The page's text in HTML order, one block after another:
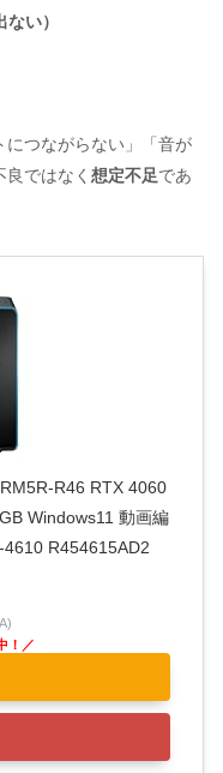
い）
につながらない」「音が
ではなく 想定不足であ
R46 RTX 4060
Windows11 動画編
R454615AD2